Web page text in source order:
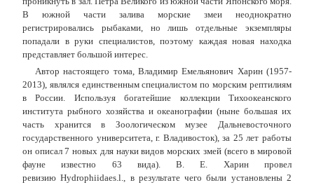
В южной части залива морские змеи неоднократно
регистрировались рыбаками, но лишь отдельные экземпляры
попадали в руки специалистов, поэтому каждая новая находка
представляет большой интерес.
Автор настоящего тома, Владимир Емельянович Харин (1957-
2013), являлся единственным специалистом по морским рептилиям
в России. Используя богатейшие коллекции Тихоокеанского
института рыбного хозяйства и океанографии (ныне большая их
часть хранится в Зоологическом музее Дальневосточного
государственного университета, г. Владивосток), за 25 лет работы
он описал 7 новых для науки видов морских змей (всего в мировой
фауне известно 63 вида). В. Е. Харин провел
ревизиюHydrophiidaes.l., в результате чего были установлены 2